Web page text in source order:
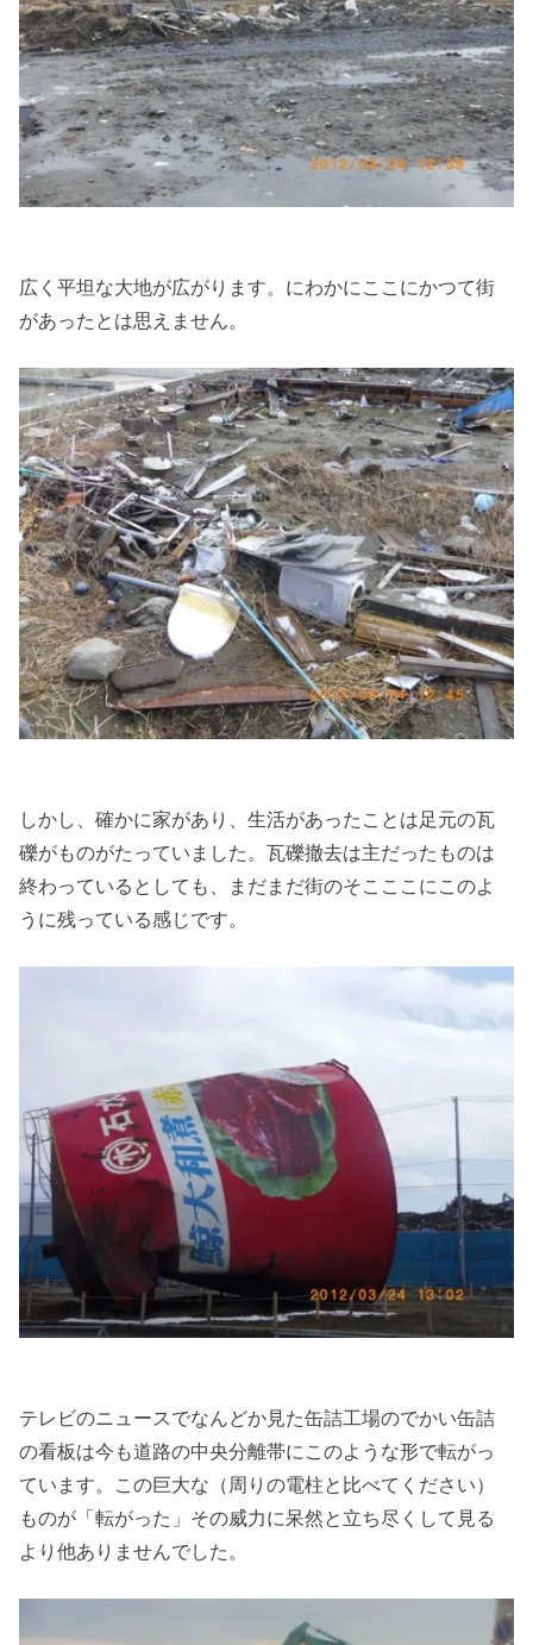
広く平坦な大地が広がります。にわかにここにかつて街
があったとは思えません。
しかし、確かに家があり、生活があったことは足元の瓦
礫がものがたっていました。瓦礫撤去は主だったものは
終わっているとしても、まだまだ街のそこここにこのよ
うに残っている感じです。
テレビのニュースでなんどか見た缶詰工場のでかい缶詰
の看板は今も道路の中央分離帯にこのような形で転がっ
ています。この巨大な（周りの電柱と比べてください）
ものが「転がった」その威力に呆然と立ち尽くして見る
より他ありませんでした。